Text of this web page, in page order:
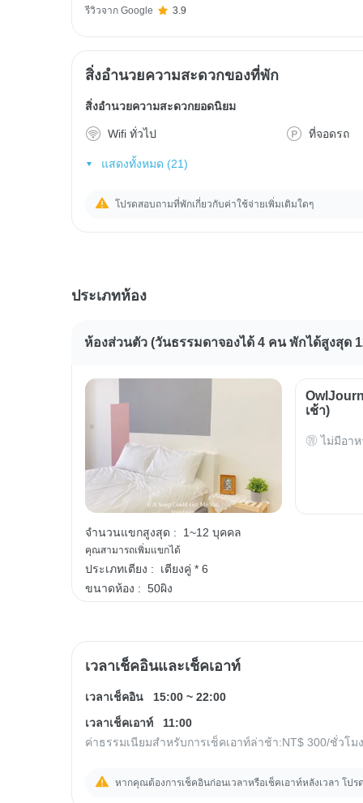
รีวิวจาก Google 3.9
สิ่งอำนวยความสะดวกของที่พัก
สิ่งอำนวยความสะดวกยอดนิยม
Wifi ทั่วไป ที่จอดรถ
แสดงทั้งหมด (21)
โปรดสอบถามที่พักเกี่ยวกับค่าใช้จ่ายเพิ่มเติมใดๆ
ประเภทห้อง
ห้องส่วนตัว (วันธรรมดาจองได้ 4 คน พักได้สูงสุด
จำนวนแขกสูงสุด : 1~12 บุคคล
คุณสามารถเพิ่มแขกได้
ประเภทเตียง :
เตียงคู่ * 6
ขนาดห้อง : 50ผิง
เช้า)
ไม่มีอาห
เวลาเช็คอินและเช็คเอาท์
เวลาเช็คอิน 15:00 ~ 22:00
เวลาเช็คเอาท์
11:00
ค่าธรรมเนียมสำหรับการเช็คเอาท์ล่าช้า:NT$ 300/ชั่วโม
หากคุณต้องการเช็คอินก่อนเวลาหรือเช็คเอาท์หลังเวลา โ